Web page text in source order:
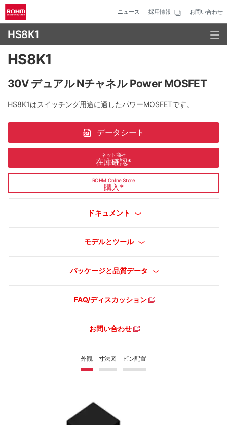
ニュース 採用情報 お問い合わせ
HS8K1
外観 寸法図 ピン配置
HS8K1
30V デュアル Nチャネル Power MOSFET
HS8K1はスイッチング用途に適したパワーMOSFETです。
データシート
ネット商社
在庫確認*
ROHM Online Store
購入*
ドキュメント
モデルとツール
パッケージと品質データ
FAQ/ディスカッション
お問い合わせ